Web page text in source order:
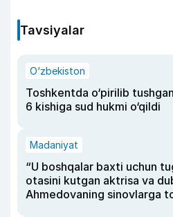
Tavsiyalar
O‘zbekiston
Toshkentda o‘pirilib
6 kishiga sud hukmi o‘qildi
Madaniyat
“U boshqalar baxti uchun
otasini kutgan aktrisa va
Ahmedovaning sinovlarga